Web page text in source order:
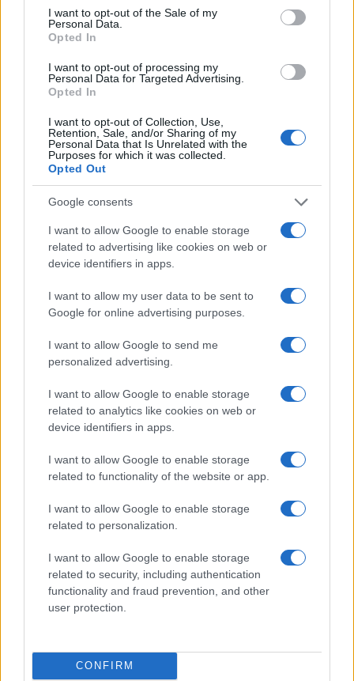
consent section.
I want to opt-out of the Sale of my
Personal Data.
Opted In
I want to opt-out of processing my
Personal Data for Targeted Advertising.
Opted In
I want to opt-out of Collection, Use,
Retention, Sale, and/or Sharing of my
Personal Data that Is Unrelated with the
Purposes for which it was collected.
Opted Out
Google consents
I want to allow Google to enable storage
related to advertising like cookies on web or
device identifiers in apps.
I want to allow my user data to be sent to
Google for online advertising purposes.
I want to allow Google to send me
personalized advertising.
I want to allow Google to enable storage
related to analytics like cookies on web or
device identifiers in apps.
I want to allow Google to enable storage
related to functionality of the website or app.
I want to allow Google to enable storage
related to personalization.
I want to allow Google to enable storage
related to security, including authentication
functionality and fraud prevention, and other
user protection.
CONFIRM